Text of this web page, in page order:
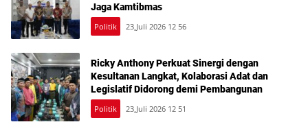
Jaga Kamtibmas
Politik 23,Juli 2026 12 56
Ricky Anthony Perkuat Sinergi dengan
Kesultanan Langkat, Kolaborasi Adat dan
Legislatif Didorong demi Pembangunan
Politik 23,Juli 2026 12 51